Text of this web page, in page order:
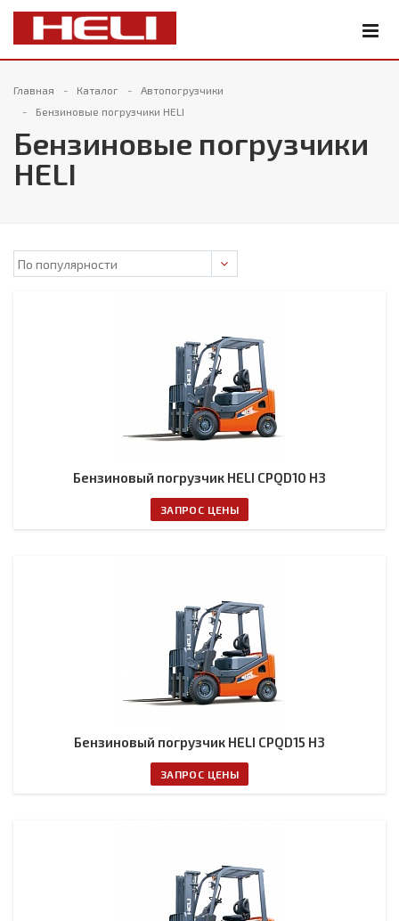
Главная Каталог
Автопогрузчики
Бензиновые погрузчики HELI
Бензиновые погрузчики
HELI
Бензиновый погрузчик HELI CPQD10 H3
ЗАПРОС ЦЕНЫ
Бензиновый погрузчик HELI CPQD15 H3
ЗАПРОС ЦЕНЫ